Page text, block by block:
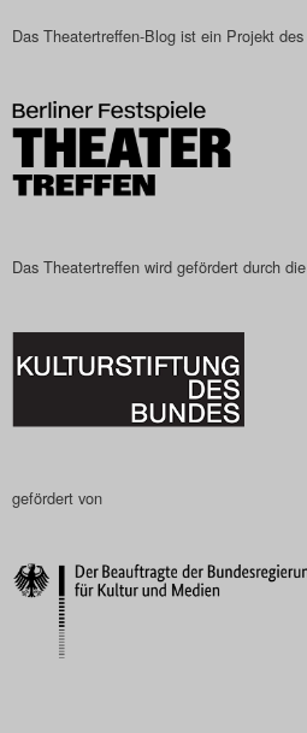
Das Theatertreffen-Blog ist ein Projekt des
Das Theatertreffen wird gefördert durch die
gefördert von